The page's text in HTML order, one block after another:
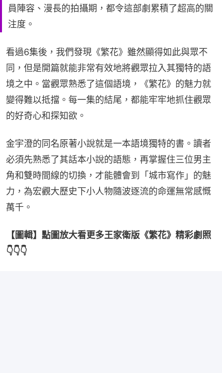
員陣容、漫長的拍攝期，都令這部劇累積了超高的關
注度。
看過6集後，我們發現《繁花》雖然顯得如此與眾不
同，但是開篇就能非常有效地將觀眾拉入其獨特的語
境之中。當觀眾熟悉了這個語境，《繁花》的魅力就
變得難以抵擋。每一集的結尾，都能牢牢地抓住觀眾
的好奇心和探知欲。
金宇澄的同名原著小說就是一本語境獨特的書。讀者
必須先熟悉了其話本小說的語態，再掌握住三位男主
角和雙時間線的切換，才能體會到「城市寫作」的魅
力，為宏觀大歷史下小人物隨波逐流的命運無常感慨
萬千。
【圖輯】點圖放大看更多王家衛版《繁花》精彩劇照
👇👇👇